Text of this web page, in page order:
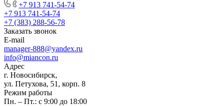
+7 913 741-54-74
+7 913 741-54-74
+7 (383) 288-56-78
Заказать звонок
E-mail
manager-888@yandex.ru
info@miancon.ru
Адрес
г. Новосибирск,
ул. Петухова, 51, корп. 8
Режим работы
Пн. – Пт.: с 9:00 до 18:00